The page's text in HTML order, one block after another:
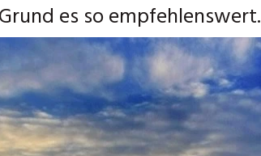
es so empfehlenswert.